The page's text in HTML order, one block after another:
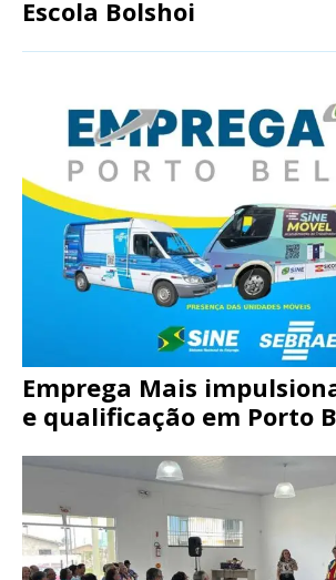
Escola Bolshoi
Emprega Mais
e qualificação em Porto